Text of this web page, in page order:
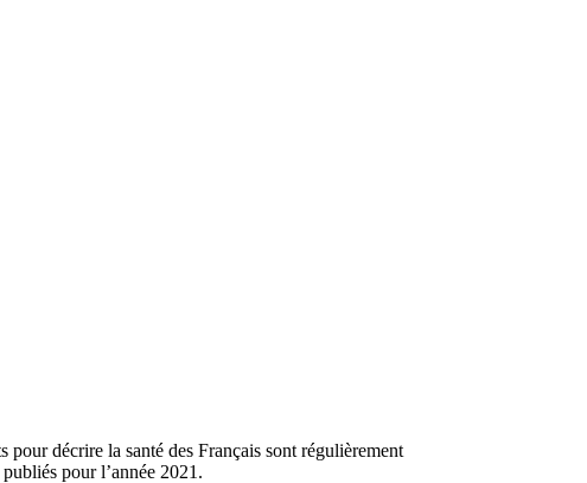
pour décrire la santé des Français sont régulièrement
pour l’année 2021.